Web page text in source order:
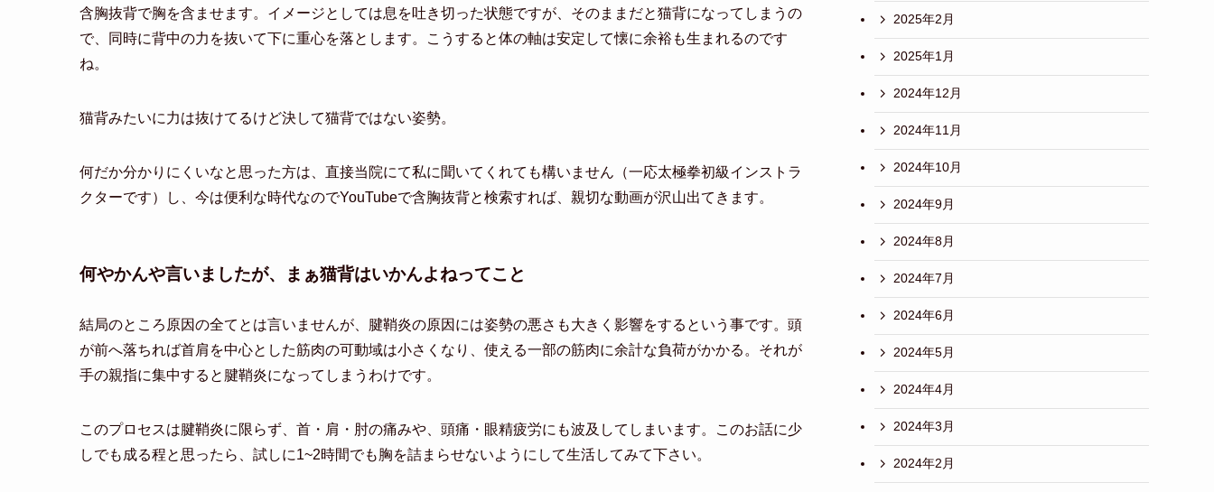
含胸抜背で胸を含ませます。イメージとしては息を吐き切った状態ですが、そのままだと猫背になってしまうの
で、同時に背中の力を抜いて下に重心を落とします。こうすると体の軸は安定して懐に余裕も生まれるのです
ね。
猫背みたいに力は抜けてるけど決して猫背ではない姿勢。
何だか分かりにくいなと思った方は、直接当院にて私に聞いてくれても構いません（一応太極拳初級インストラ
クターです）し、今は便利な時代なのでYouTubeで含胸抜背と検索すれば、親切な動画が沢山出てきます。
何やかんや言いましたが、まぁ猫背はいかんよねってこと
結局のところ原因の全てとは言いませんが、腱鞘炎の原因には姿勢の悪さも大きく影響をするという事です。頭
が前へ落ちれば首肩を中心とした筋肉の可動域は小さくなり、使える一部の筋肉に余計な負荷がかかる。それが
手の親指に集中すると腱鞘炎になってしまうわけです。
このプロセスは腱鞘炎に限らず、首・肩・肘の痛みや、頭痛・眼精疲労にも波及してしまいます。このお話に少
しでも成る程と思ったら、試しに1~2時間でも胸を詰まらせないようにして生活してみて下さい。
2025年2月
2025年1月
2024年12月
2024年11月
2024年10月
2024年9月
2024年8月
2024年7月
2024年6月
2024年5月
2024年4月
2024年3月
2024年2月